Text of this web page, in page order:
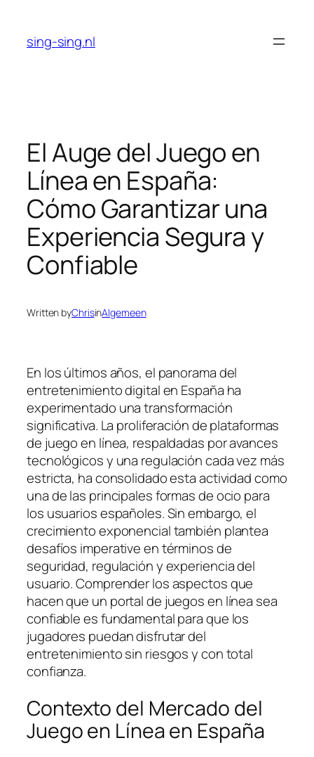
content
sing-sing.nl
El Auge del Juego en
Línea en España:
Cómo Garantizar una
Experiencia Segura y
Confiable
Written byChrisinAlgemeen
En los últimos años, el panorama del
entretenimiento digital en España ha
experimentado una transformación
significativa. La proliferación de plataformas
de juego en línea, respaldadas por avances
tecnológicos y una regulación cada vez más
estricta, ha consolidado esta actividad como
una de las principales formas de ocio para
los usuarios españoles. Sin embargo, el
crecimiento exponencial también plantea
desafíos imperative en términos de
seguridad, regulación y experiencia del
usuario. Comprender los aspectos que
hacen que un portal de juegos en línea sea
confiable es fundamental para que los
jugadores puedan disfrutar del
entretenimiento sin riesgos y con total
confianza.
Contexto del Mercado del
Juego en Línea en España